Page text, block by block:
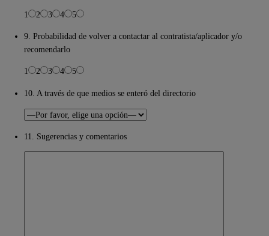
1 2 3 4 5
9. Probabilidad de volver a contactar al contratista/aplicador y/o
recomendarlo
1 2 3 4 5
10. A través de que medios se enteró del directorio
11. Sugerencias y comentarios